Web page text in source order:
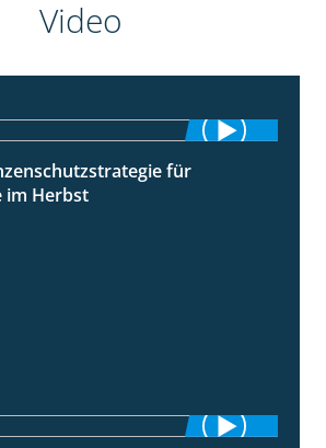
Video
für
im Herbst